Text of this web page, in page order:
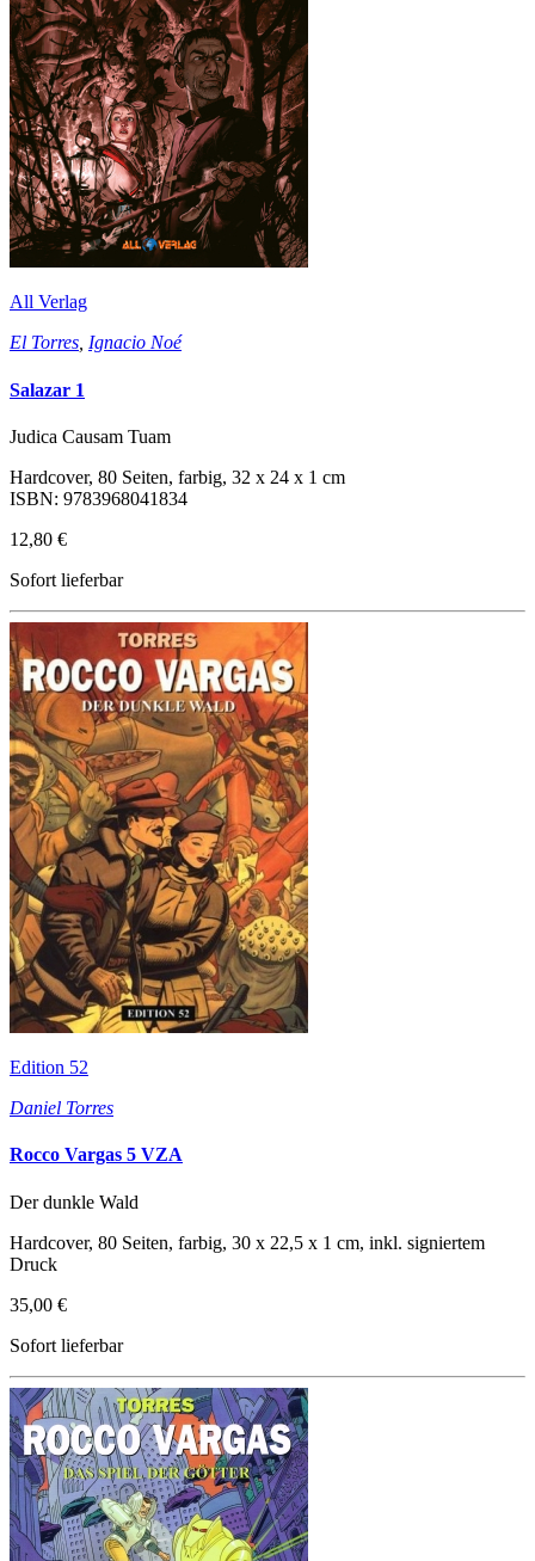
All Verlag
El Torres, Ignacio Noé
Salazar 1
Judica Causam Tuam
Hardcover, 80 Seiten, farbig, 32 x 24 x 1 cm
ISBN: 9783968041834
12,80 €
Sofort lieferbar
Edition 52
Daniel Torres
Rocco Vargas 5 VZA
Der dunkle Wald
Hardcover, 80 Seiten, farbig, 30 x 22,5 x 1 cm, inkl. signiertem
Druck
35,00 €
Sofort lieferbar